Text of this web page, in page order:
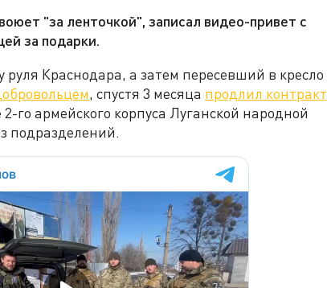
"за ленточкой", записал видео-привет с
за подарки.
Краснодара, а затем пересевший в кресло
, спустя 3 месяца продлил контракт
го армейского корпуса Луганской народной
подразделений.